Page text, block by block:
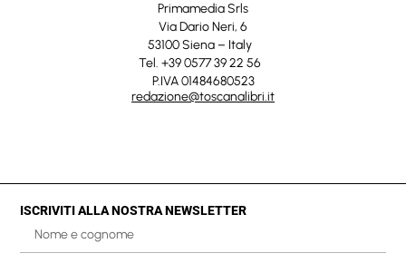
Primamedia Srls
Via Dario Neri, 6
53100 Siena – Italy
Tel. +39 0577 39 22 56
P.IVA 01484680523
redazione@toscanalibri.it
ISCRIVITI ALLA NOSTRA NEWSLETTER